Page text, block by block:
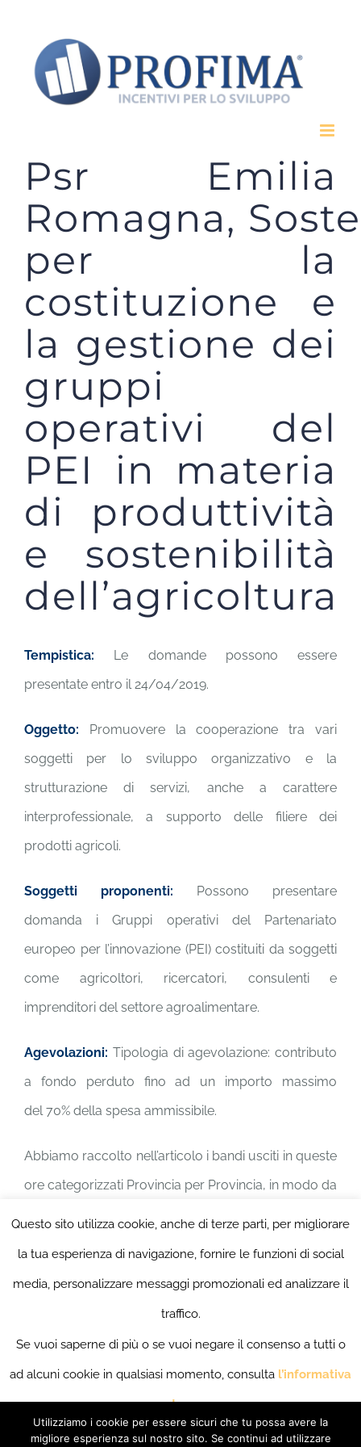
contenuto
Psr Emilia
Romagna,
per la
costituzione e
la gestione dei
gruppi
operativi del
PEI in materia
di produttività
e sostenibilità
dell’agricoltura
Tempistica: Le domande possono essere
presentate entro il 24/04/2019.
Oggetto: Promuovere la cooperazione tra vari
soggetti per lo sviluppo organizzativo e la
strutturazione di servizi, anche a carattere
interprofessionale, a supporto delle filiere dei
prodotti agricoli.
Soggetti proponenti: Possono presentare
domanda i Gruppi operativi del Partenariato
europeo per l’innovazione (PEI) costituiti da soggetti
come agricoltori, ricercatori, consulenti e
imprenditori del settore agroalimentare.
Agevolazioni: Tipologia di agevolazione: contributo
a fondo perduto fino ad un importo massimo
del 70% della spesa ammissibile.
Abbiamo raccolto nell’articolo i bandi usciti in queste
ore categorizzati Provincia per Provincia, in modo da
© Copyright 2019 - 2026 PROFIMA SRL | Piazzale Giacomo De
Questo sito utilizza cookie, anche di terze parti, per migliorare
la tua esperienza di navigazione, fornire le funzioni di social
media, personalizzare messaggi promozionali ed analizzare il
traffico.
Se vuoi saperne di più o se vuoi negare il consenso a tutti o
ad alcuni cookie in qualsiasi momento, consulta l’informativa
estesa .
Se accedi ad un qualunque elemento sottostante questo
Utilizziamo i cookie per essere sicuri che tu possa avere la
migliore esperienza sul nostro sito. Se continui ad utilizzare